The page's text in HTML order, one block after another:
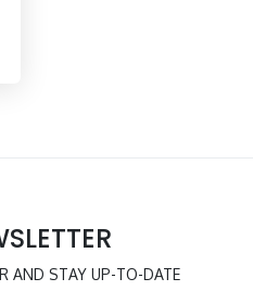
AND STAY UP-TO-DATE